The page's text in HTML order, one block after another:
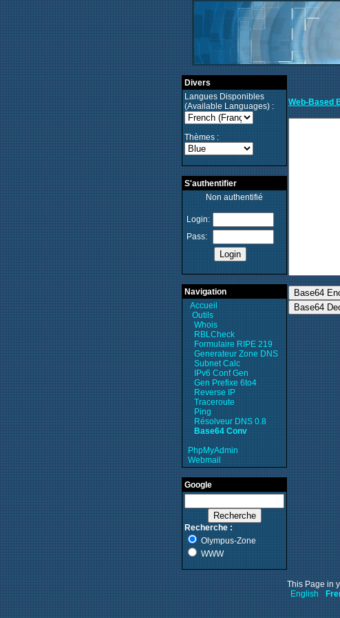
Divers
Langues Disponibles
(Available Languages) :
Thèmes :
S'authentifier
Non authentifié
Login:
Pass:
Navigation
Accueil
Outils
Whois
RBLCheck
Formulaire RIPE 219
Generateur Zone DNS
Subnet Calc
IPv6 Conf Gen
Gen Prefixe 6to4
Reverse IP
Traceroute
Ping
Résolveur DNS 0.8
Base64 Conv
PhpMyAdmin
Webmail
Google
Recherche :
Olympus-Zone
WWW
Web-Based
This Page in
English